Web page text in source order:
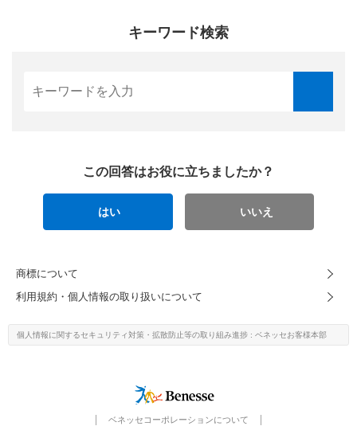
キーワード検索
この回答はお役に立ちましたか？
はい いいえ
商標について
利用規約・個人情報の取り扱いについて
個人情報に関するセキュリティ対策・ 拡散防止等の取り組み進捗 : ベネッセお客様本部
ベネッセコーポレーションについて